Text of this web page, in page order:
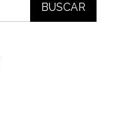
BUSCAR